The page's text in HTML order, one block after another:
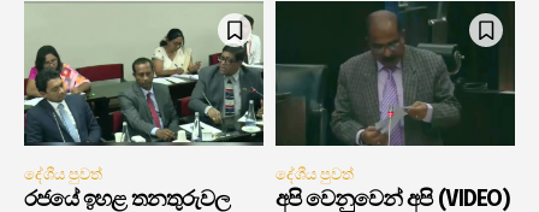
දේශීය පුවත්
රජයේ ඉහළ තනතුරුවල
දේශීය පුවත්
අපි වෙනුවෙන් අපි (VIDEO)